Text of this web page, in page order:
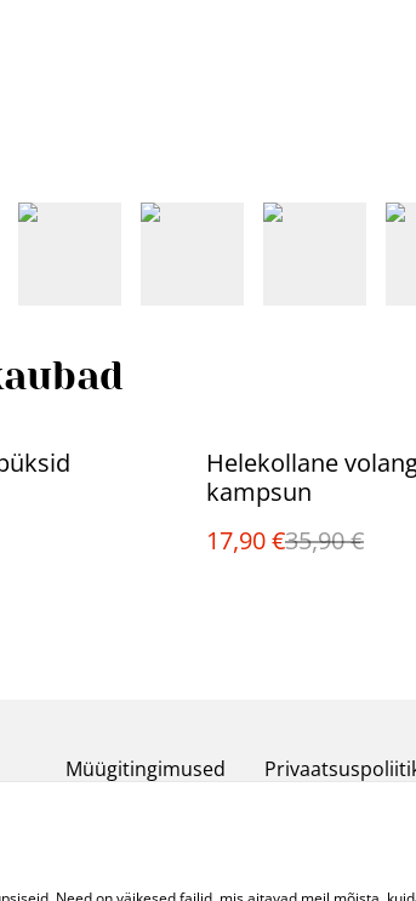
%
Helekollane
kampsun
17,90 €35,90 €
Müügitingimused